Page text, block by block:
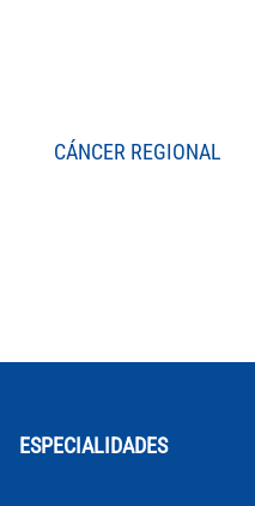
CÁNCER REGIONAL
ESPECIALIDADES